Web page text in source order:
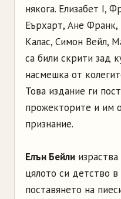
някога. Елизабет I,
Еърхарт, Ане
Калас, Симон Вейл,
са били скрити зад
насмешка от
Това издание ги
прожекторите и им
признание.
Елън Бейли
цялото си детство
поставянето на